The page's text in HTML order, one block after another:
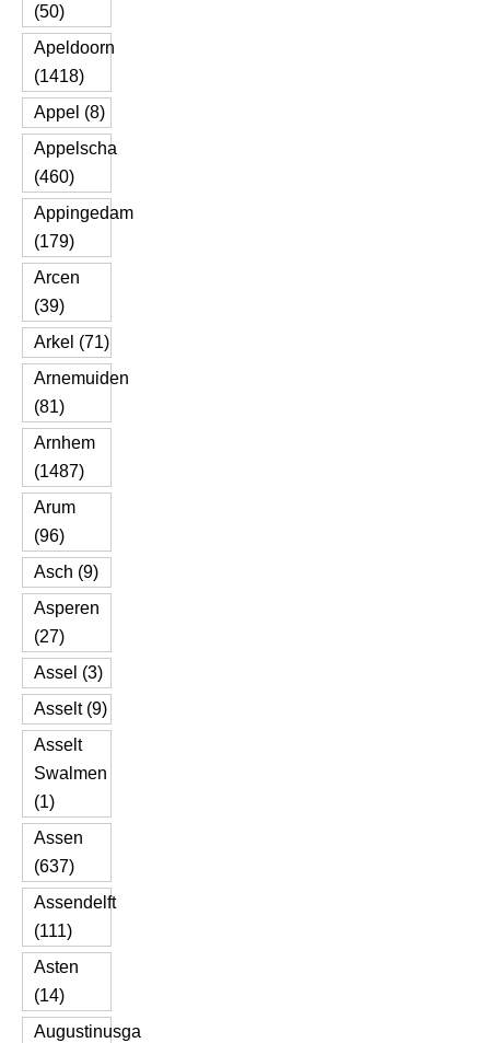
(50)
Apeldoorn
(1418)
Appel (8)
Appelscha
(460)
Appingedam
(179)
Arcen
(39)
Arkel (71)
Arnemuiden
(81)
Arnhem
(1487)
Arum
(96)
Asch (9)
Asperen
(27)
Assel (3)
Asselt (9)
Asselt
Swalmen
(1)
Assen
(637)
Assendelft
(111)
Asten
(14)
Augustinusga